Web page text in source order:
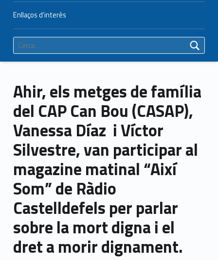
Enllaços d’interès
Cerca:
Ahir, els metges de família
del CAP Can Bou (CASAP),
Vanessa Díaz i Víctor
Silvestre, van participar al
magazine matinal “Així
Som” de Ràdio
Castelldefels per parlar
sobre la mort digna i el
dret a morir dignament.